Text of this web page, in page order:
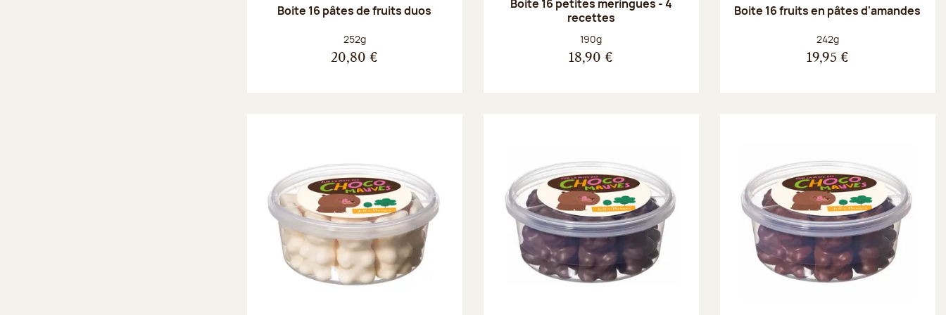
Boite 16 pâtes de fruits duos
Poids net :
252g
20,80 €
Boite 16 petites meringues - 4
recettes
Poids net :
190g
18,90 €
Boite 16 fruits en pâtes d'amandes
Poids net :
242g
19,95 €